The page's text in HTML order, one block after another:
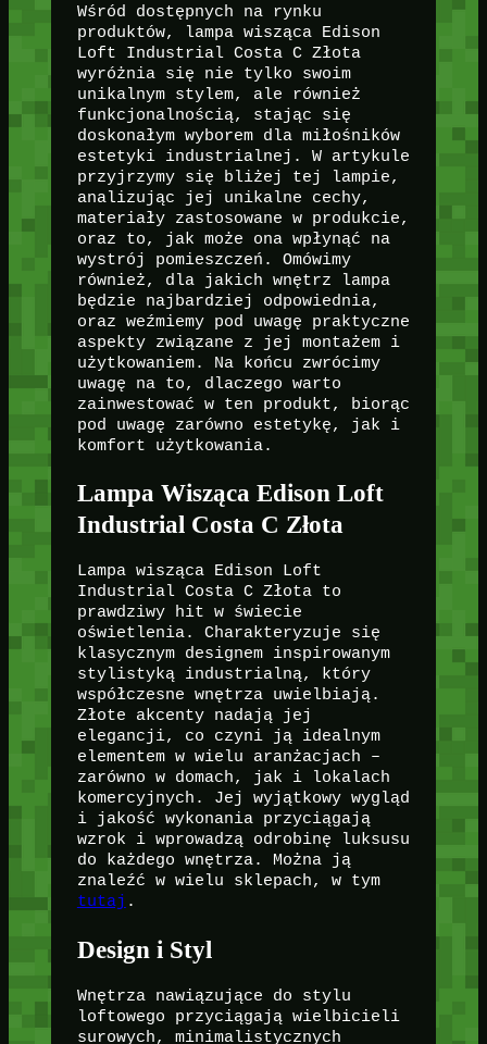
Wśród dostępnych na rynku
produktów, lampa wisząca Edison
Loft Industrial Costa C Złota
wyróżnia się nie tylko swoim
unikalnym stylem, ale również
funkcjonalnością, stając się
doskonałym wyborem dla miłośników
estetyki industrialnej. W artykule
przyjrzymy się bliżej tej lampie,
analizując jej unikalne cechy,
materiały zastosowane w produkcie,
oraz to, jak może ona wpłynąć na
wystrój pomieszczeń. Omówimy
również, dla jakich wnętrz lampa
będzie najbardziej odpowiednia,
oraz weźmiemy pod uwagę praktyczne
aspekty związane z jej montażem i
użytkowaniem. Na końcu zwrócimy
uwagę na to, dlaczego warto
zainwestować w ten produkt, biorąc
pod uwagę zarówno estetykę, jak i
komfort użytkowania.
Lampa Wisząca Edison Loft
Industrial Costa C Złota
Lampa wisząca Edison Loft
Industrial Costa C Złota to
prawdziwy hit w świecie
oświetlenia. Charakteryzuje się
klasycznym designem inspirowanym
stylistyką industrialną, który
współczesne wnętrza uwielbiają.
Złote akcenty nadają jej
elegancji, co czyni ją idealnym
elementem w wielu aranżacjach –
zarówno w domach, jak i lokalach
komercyjnych. Jej wyjątkowy wygląd
i jakość wykonania przyciągają
wzrok i wprowadzą odrobinę luksusu
do każdego wnętrza. Można ją
znaleźć w wielu sklepach, w tym
tutaj .
Design i Styl
Wnętrza nawiązujące do stylu
loftowego przyciągają wielbicieli
surowych, minimalistycznych